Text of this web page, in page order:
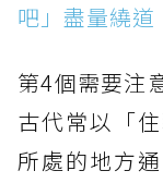
吧」盡量繞道
第4個需要注
古代常以「
所處的地方